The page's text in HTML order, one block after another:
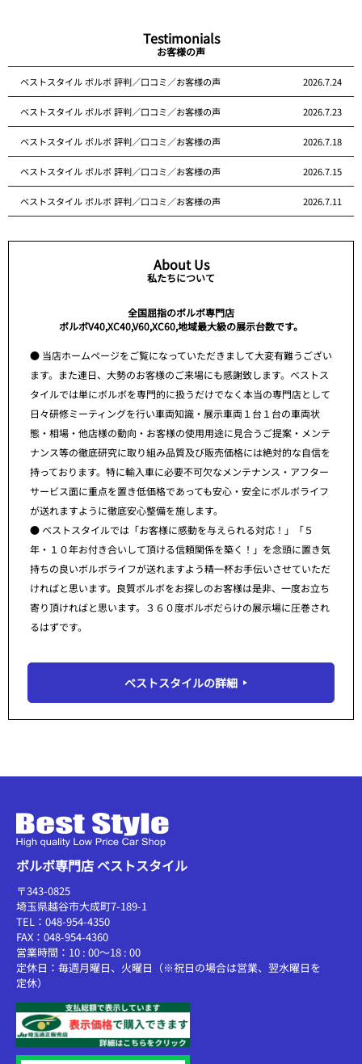
Testimonials
お客様の声
ベストスタイル ボルボ 評判／口コミ／お客様の声 2026.7.24
ベストスタイル ボルボ 評判／口コミ／お客様の声 2026.7.23
ベストスタイル ボルボ 評判／口コミ／お客様の声 2026.7.18
ベストスタイル ボルボ 評判／口コミ／お客様の声 2026.7.15
ベストスタイル ボルボ 評判／口コミ／お客様の声 2026.7.11
About Us
私たちについて
全国屈指のボルボ専門店
ボルボV40,XC40,V60,XC60,地域最大級の展示台数です。
● 当店ホームページをご覧になっていただきまして大変有難うござい
ます。また連日、大勢のお客様のご来場にも感謝致します。ベストス
タイルでは単にボルボを専門的に扱うだけでなく本当の専門店として
日々研修ミーティングを行い車両知識・展示車両１台１台の車両状
態・相場・他店様の動向・お客様の使用用途に見合うご提案・メンテ
ナンス等の徹底研究に取り組み品質及び販売価格には絶対的な自信を
持っております。特に輸入車に必要不可欠なメンテナンス・アフター
サービス面に重点を置き低価格であっても安心・安全にボルボライフ
が送れますように徹底安心整備を施します。
● ベストスタイルでは「お客様に感動を与えられる対応！」「５
年・１０年お付き合いして頂ける信頼関係を築く！」を念頭に置き気
持ちの良いボルボライフが送れますよう精一杯お手伝いさせていただ
ければと思います。良質ボルボをお探しのお客様は是非、一度お立ち
寄り頂ければと思います。３６０度ボルボだらけの展示場に圧巻され
るはずです。
ベストスタイルの詳細
ボルボ専門店 ベストスタイル
〒343-0825
埼玉県越谷市大成町7-189-1
TEL：048-954-4350
FAX：048-954-4360
営業時間：10 : 00～18 : 00
定休日：毎週月曜日、火曜日（※祝日の場合は営業、翌水曜日を
定休）